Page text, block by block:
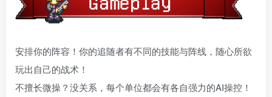
安排你的阵容！你的追随者有不同的技能与阵线，随心所欲
玩出自己的战术！
不擅长微操？没关系，每个单位都会有各自强力的AI操控！